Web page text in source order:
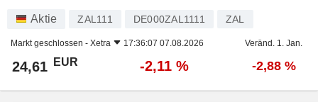
Aktie ZAL111 DE000ZAL1111 ZAL
Markt geschlossen - Xetra 17:36:07 07.08.2026 Veränd. 1. Jan.
24,61 EUR -2,11 % -2,88 %